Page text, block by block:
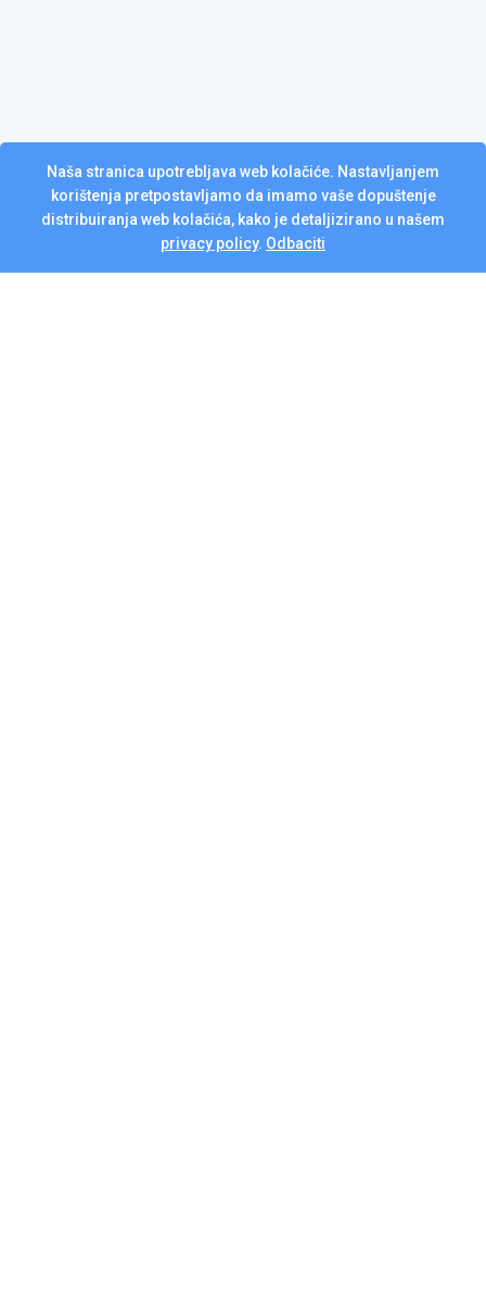
Naša stranica upotrebljava web kolačiće. Nastavljanjem
korištenja pretpostavljamo da imamo vaše dopuštenje
distribuiranja web kolačića, kako je detaljizirano u našem
privacy policy. Odbaciti